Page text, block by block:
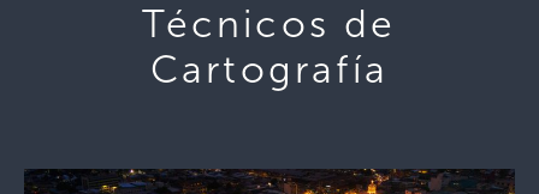
Técnicos de
Cartografía